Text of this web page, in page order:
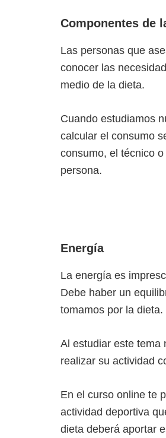
Componentes de
Las personas que
conocer las
medio de la dieta.
Cuando estudiamos
calcular el consumo
consumo, el técnico
persona.
Energía
La energía es
Debe haber un
tomamos por la dieta.
Al estudiar este tema
realizar su actividad
En el curso online te
actividad deportiva
dieta deberá aportar